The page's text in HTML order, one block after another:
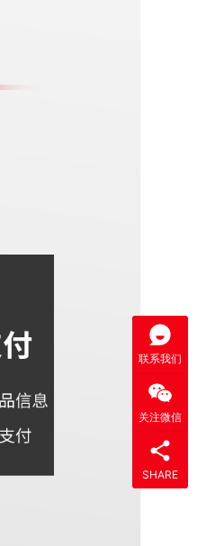
联系我们
关注微信
SHARE